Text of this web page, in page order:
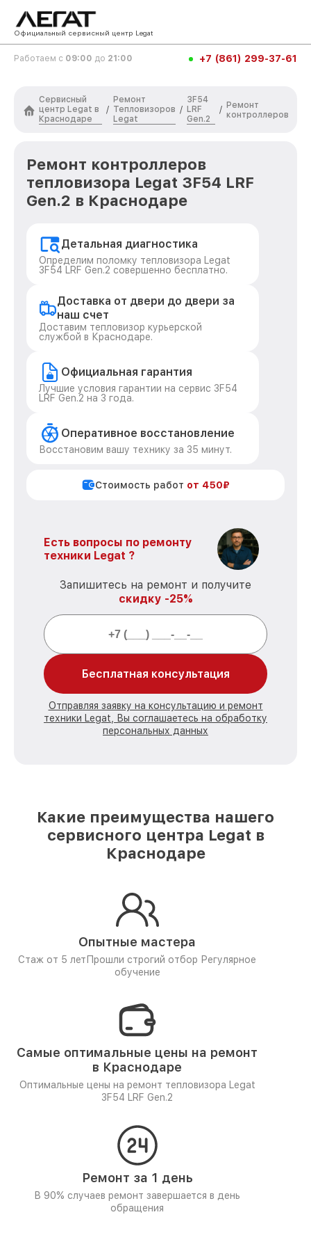
Официальный сервисный центр Legat
Работаем с 09:00 до 21:00 +7 (861) 299-37-61
Сервисный
центр Legat в
Краснодаре
/
Ремонт
Тепловизоров
Legat
/
3F54
LRF
Gen.2
/ Ремонт
контроллеров
Ремонт контроллеров
тепловизора Legat 3F54 LRF
Gen.2 в Краснодаре
Детальная диагностика
Определим поломку тепловизора Legat
3F54 LRF Gen.2 совершенно бесплатно.
Доставка от двери до двери за
наш счет
Доставим тепловизор курьерской
службой в Краснодаре.
Официальная гарантия
Лучшие условия гарантии на сервис 3F54
LRF Gen.2 на 3 года.
Оперативное восстановление
Восстановим вашу технику за 35 минут.
Стоимость работ от 450₽
Есть вопросы по ремонту
техники Legat ?
Запишитесь на ремонт и получите
скидку -25%
Бесплатная консультация
Отправляя заявку на консультацию и ремонт
техники Legat, Вы соглашаетесь на обработку
персональных данных
Какие преимущества нашего
сервисного центра Legat в
Краснодаре
Опытные мастера
Стаж от 5 лет Прошли строгий отбор Регулярное
обучение
Самые оптимальные цены на ремонт
в Краснодаре
Оптимальные цены на ремонт тепловизора Legat
3F54 LRF Gen.2
Ремонт за 1 день
В 90% случаев ремонт завершается в день
обращения